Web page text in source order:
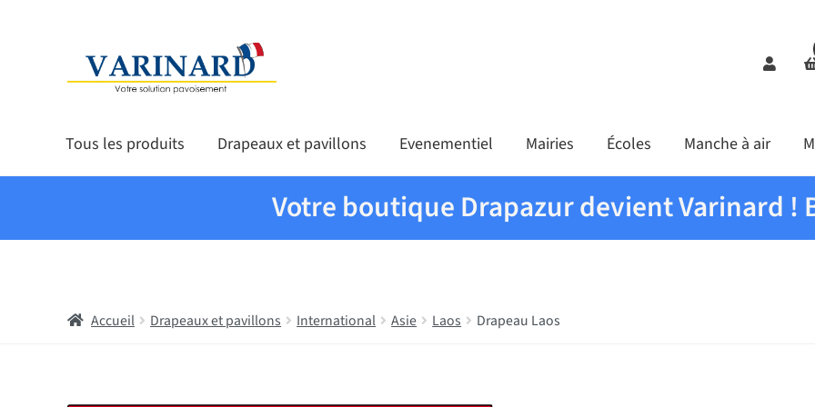
Aller à la navigation
Aller au contenu
Tous les produits Drapeaux et pavillons Evenementiel Mairies Écoles Manche à air
Votre boutique Drapazur devient Varinard !
Accueil Drapeaux et pavillons International Asie Laos Drapeau Laos